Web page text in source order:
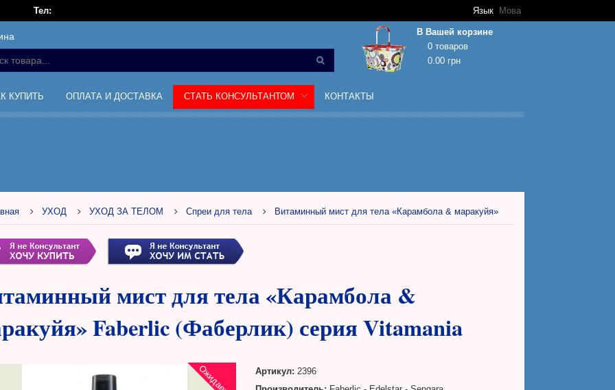
Язык Мова
Тел:
В Вашей корзине
0 товаров
0.00 грн
Корзина покупок пуста!
КУПИТЬ ОПЛАТА И ДОСТАВКА СТАТЬ КОНСУЛЬТАНТОМ КОНТАКТЫ
УХОД УХОД ЗА ТЕЛОМ Спреи для тела Витаминный мист для тела «Карамбола & маракуйя»
мист для тела «Карамбола &
Faberlic (Фаберлик) серия Vitamania
Артикул: 2396